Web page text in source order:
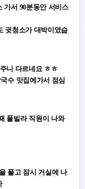
가서 90분동안 서비스
귓청소가 대박이였습
니 다르네요 ㅎㅎ
수 맛집에가서 점심
풀빌라 직원이 나와
풀고 잠시 거실에 나